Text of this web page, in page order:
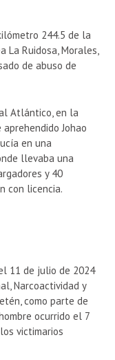
244.5 de la
Ruidosa, Morales,
de abuso de
Atlántico, en la
Johao
en una
llevaba una
y 40
con licencia.
11 de julio de 2024
Narcoactividad y
como parte de
ocurrido el 7
victimarios